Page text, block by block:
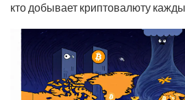
кто добывает криптовалюту